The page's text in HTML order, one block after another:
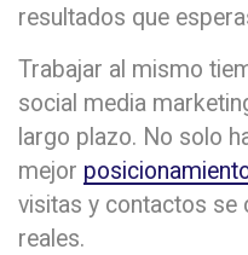
resultados que
Trabajar al mismo
social media
largo plazo. No solo
mejor
visitas y contactos se
reales.